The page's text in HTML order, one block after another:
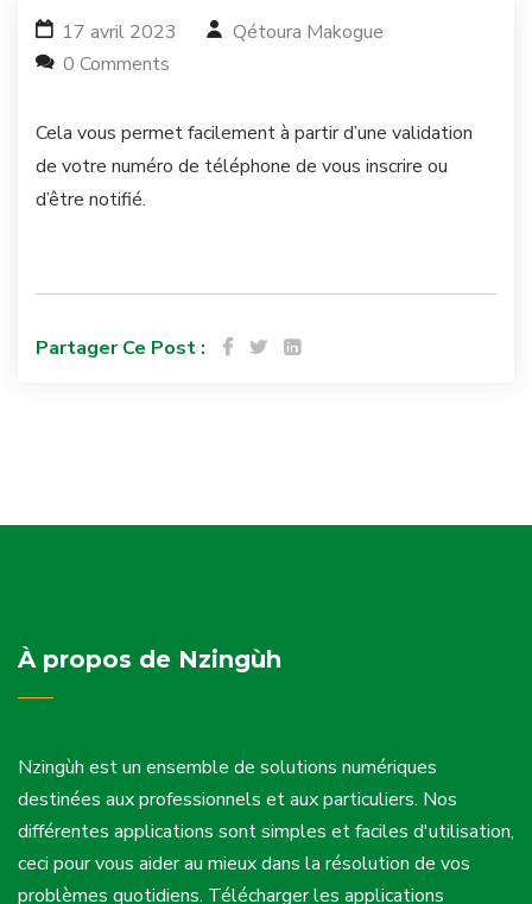
17 avril 2023
Qétoura Makogue
0 Comments
Cela vous permet facilement à partir d’une validation
de votre numéro de téléphone de vous inscrire ou
d’être notifié.
Partager Ce Post :
À propos de Nzingùh
Nzingùh est un ensemble de solutions numériques
destinées aux professionnels et aux particuliers. Nos
différentes applications sont simples et faciles d'utilisation,
ceci pour vous aider au mieux dans la résolution de vos
problèmes quotidiens. Télécharger les applications